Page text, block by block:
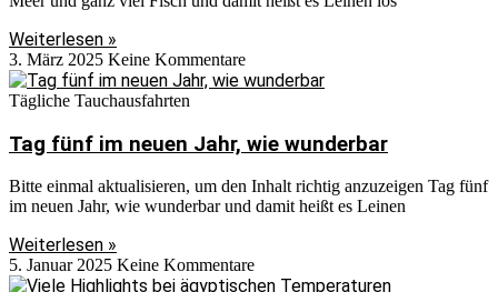
Weiterlesen »
3. März 2025 Keine Kommentare
Tägliche Tauchausfahrten
Tag fünf im neuen Jahr, wie wunderbar
Bitte einmal aktualisieren, um den Inhalt richtig anzuzeigen Tag fünf
im neuen Jahr, wie wunderbar und damit heißt es Leinen
Weiterlesen »
5. Januar 2025 Keine Kommentare